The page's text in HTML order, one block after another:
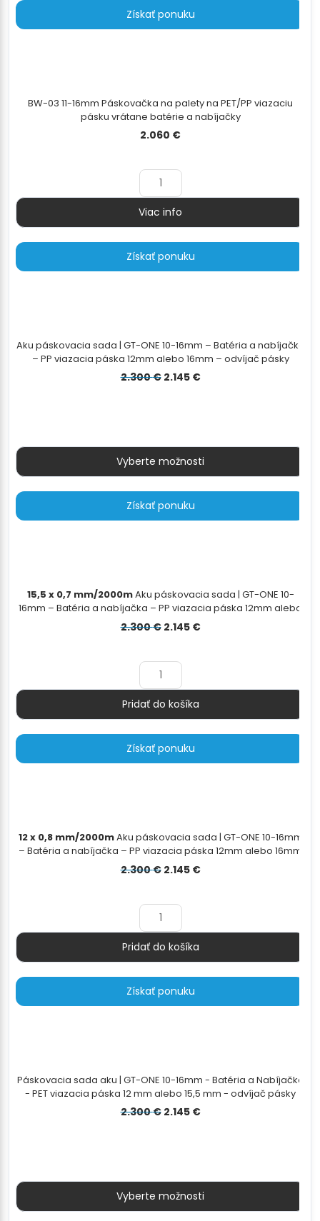
Získať ponuku
BW-03 11-16mm Páskovačka na palety na PET/PP viazaciu
pásku vrátane batérie a nabíjačky
2.060 €
Množstvo
Viac info
Získať ponuku
Aku páskovacia sada | GT-ONE 10-16mm – Batéria a nabíjačka
– PP viazacia páska 12mm alebo 16mm – odvíjač pásky
2.300€ Pôvodná
2.145 €Aktuálna
Vyberte možnosti
Získať ponuku
15,5 x 0,7 mm/2000mAku páskovacia sada | GT-ONE 10-
16mm – Batéria a nabíjačka – PP viazacia páska 12mm alebo
16mm – odvíjač pásky - 12x0,8mm/2000m
2.300€ Pôvodná
2.145 €Aktuálna
Množstvo
Pridať do košíka
Získať ponuku
12 x 0,8 mm/2000mAku páskovacia sada | GT-ONE 10-16mm
– Batéria a nabíjačka – PP viazacia páska 12mm alebo 16mm
– odvíjač pásky - 12x0,55mm/3000m
2.300€ Pôvodná
2.145 €Aktuálna
Množstvo
Pridať do košíka
Získať ponuku
Páskovacia sada aku | GT-ONE 10-16mm - Batéria a Nabíjačka
- PET viazacia páska 12 mm alebo 15,5 mm - odvíjač pásky
2.300€ Pôvodná
2.145 €Aktuálna
Vyberte možnosti